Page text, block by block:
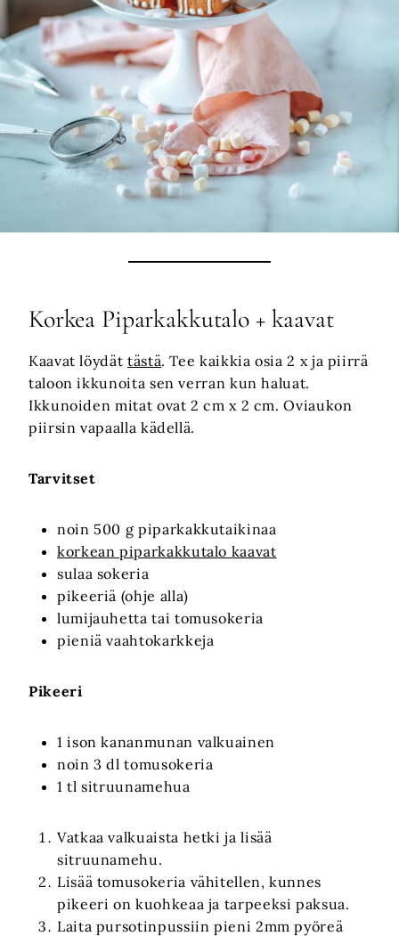
Korkea Piparkakkutalo + kaavat
Kaavat löydät tästä. Tee kaikkia osia 2 x ja piirrä
taloon ikkunoita sen verran kun haluat.
Ikkunoiden mitat ovat 2 cm x 2 cm. Oviaukon
piirsin vapaalla kädellä.
Tarvitset
noin 500 g piparkakkutaikinaa
korkean piparkakkutalo kaavat
sulaa sokeria
pikeeriä (ohje alla)
lumijauhetta tai tomusokeria
pieniä vaahtokarkkeja
Pikeeri
1 ison kananmunan valkuainen
noin 3 dl tomusokeria
1 tl sitruunamehua
Vatkaa valkuaista hetki ja lisää
sitruunamehu.
Lisää tomusokeria vähitellen, kunnes
pikeeri on kuohkeaa ja tarpeeksi paksua.
Laita pursotinpussiin pieni 2mm pyöreä